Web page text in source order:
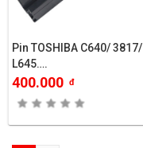
Pin TOSHIBA C640/ 3817/
L645….
400.000 đ